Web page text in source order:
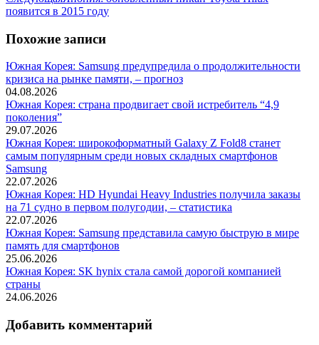
запись:
появится в 2015 году
Похожие записи
Южная Корея: Samsung предупредила о продолжительности
кризиса на рынке памяти, – прогноз
04.08.2026
Южная Корея: страна продвигает свой истребитель “4,9
поколения”
29.07.2026
Южная Корея: широкоформатный Galaxy Z Fold8 станет
самым популярным среди новых складных смартфонов
Samsung
22.07.2026
Южная Корея: HD Hyundai Heavy Industries получила заказы
на 71 судно в первом полугодии, – статистика
22.07.2026
Южная Корея: Samsung представила самую быструю в мире
память для смартфонов
25.06.2026
Южная Корея: SK hynix стала самой дорогой компанией
страны
24.06.2026
Добавить комментарий